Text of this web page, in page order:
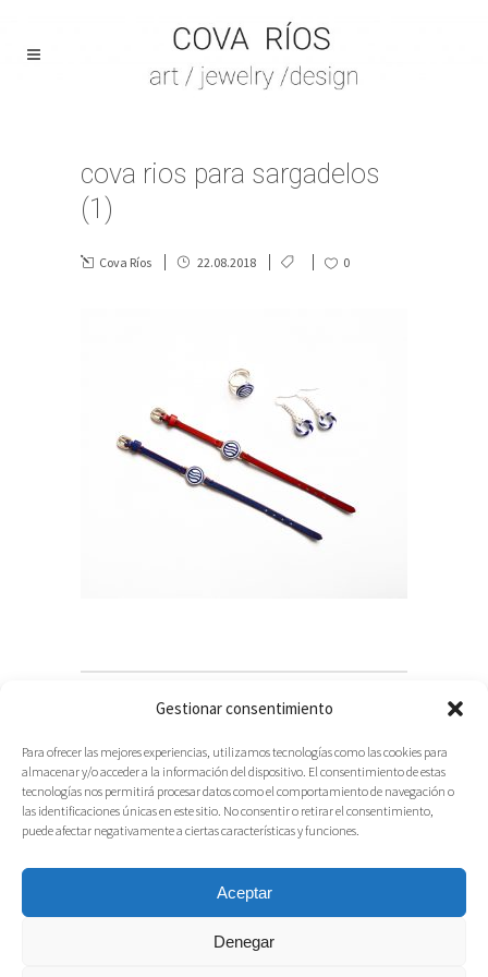
Gestionar consentimiento
Para ofrecer las mejores experiencias, utilizamos tecnologías como las cookies para
almacenar y/o acceder a la información del dispositivo. El consentimiento de estas
tecnologías nos permitirá procesar datos como el comportamiento de navegación o
las identificaciones únicas en este sitio. No consentir o retirar el consentimiento,
puede afectar negativamente a ciertas características y funciones.
Aceptar
Denegar
cova rios para sargadelos
(1)
Cova Ríos 22.08.2018 0